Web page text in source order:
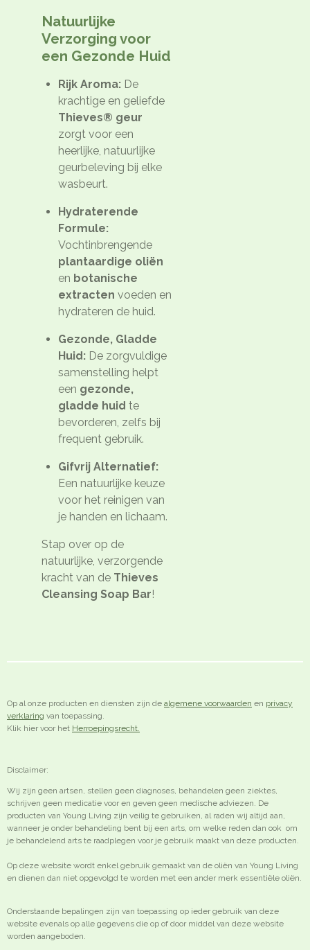
Natuurlijke
Verzorging voor
een Gezonde Huid
Rijk Aroma: De
krachtige en geliefde
Thieves® geur
zorgt voor een
heerlijke, natuurlijke
geurbeleving bij elke
wasbeurt.
Hydraterende
Formule:
Vochtinbrengende
plantaardige oliën
en botanische
extracten voeden en
hydrateren de huid.
Gezonde, Gladde
Huid: De zorgvuldige
samenstelling helpt
een gezonde,
gladde huid te
bevorderen, zelfs bij
frequent gebruik.
Gifvrij Alternatief:
Een natuurlijke keuze
voor het reinigen van
je handen en lichaam.
Stap over op de
natuurlijke, verzorgende
kracht van de Thieves
Cleansing Soap Bar!
Op al onze producten en diensten zijn de algemene voorwaarden en privacy
verklaring van toepassing.
Klik hier voor het Herroepingsrecht.
Disclaimer:
Wij zijn geen artsen, stellen geen diagnoses, behandelen geen ziektes,
schrijven geen medicatie voor en geven geen medische adviezen. De
producten van Young Living zijn veilig te gebruiken, al raden wij altijd aan,
wanneer je onder behandeling bent bij een arts, om welke reden dan ook om
je behandelend arts te raadplegen voor je gebruik maakt van deze producten.
Op deze website wordt enkel gebruik gemaakt van de oliën van Young Living
en dienen dan niet opgevolgd te worden met een ander merk essentiële oliën.
Onderstaande bepalingen zijn van toepassing op ieder gebruik van deze
website evenals op alle gegevens die op of door middel van deze website
worden aangeboden.